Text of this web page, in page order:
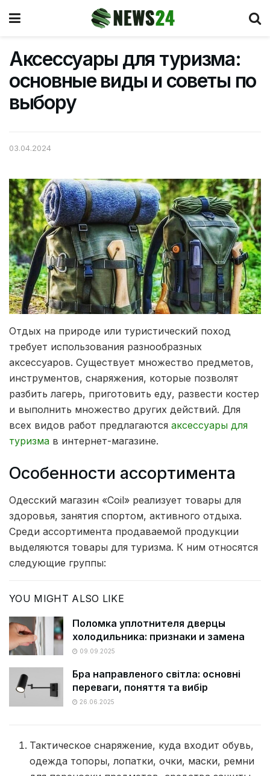
Аксессуары для туризма:
основные виды и советы по
выбору
03.04.2024
Отдых на природе или туристический поход
требует использования разнообразных
аксессуаров. Существует множество предметов,
инструментов, снаряжения, которые позволят
разбить лагерь, приготовить еду, развести костер
и выполнить множество других действий. Для
всех видов работ предлагаются аксессуары для
туризма в интернет-магазине.
Особенности ассортимента
Одесский магазин «Сoil» реализует товары для
здоровья, занятия спортом, активного отдыха.
Среди ассортимента продаваемой продукции
выделяются товары для туризма. К ним относятся
следующие группы:
YOU MIGHT ALSO LIKE
Поломка уплотнителя дверцы
холодильника: признаки и замена
09.09.2025
Бра направленого світла: основні
переваги, поняття та вибір
26.06.2025
Тактическое снаряжение, куда входит обувь,
одежда топоры, лопатки, очки, маски, ремни